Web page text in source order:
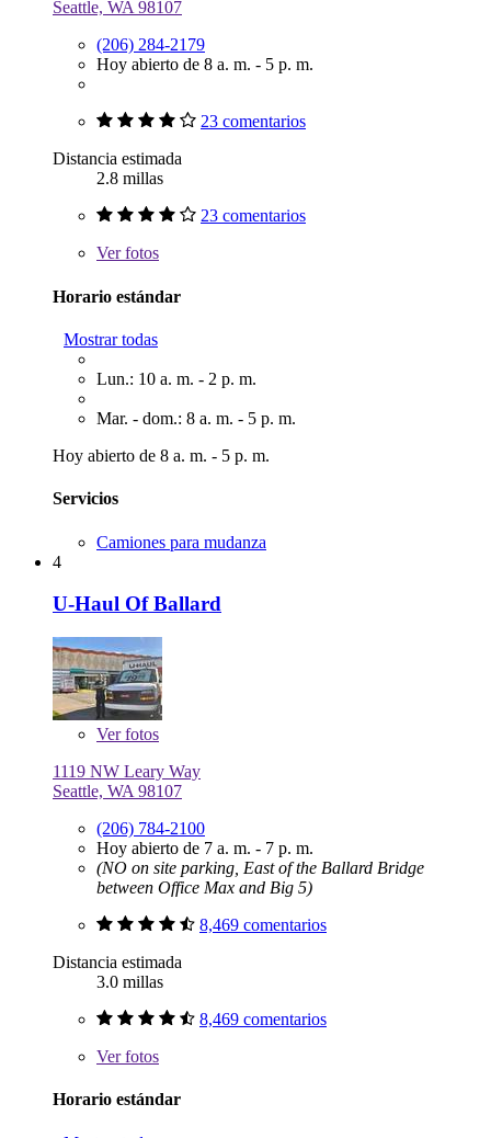
Seattle, WA 98107
(206) 284-2179
Hoy abierto de 8 a. m. - 5 p. m.
23 comentarios
Distancia estimada
2.8 millas
23 comentarios
Verfotos
Horario estándar
Mostrar todas
Lun.: 10 a. m. - 2 p. m.
Mar. - dom.: 8 a. m. - 5 p. m.
Hoy abierto de 8 a. m. - 5 p. m.
Servicios
Camiones para mudanza
4
U-Haul Of Ballard
Verfotos
1119 NW Leary Way
Seattle, WA 98107
(206) 784-2100
Hoy abierto de 7 a. m. - 7 p. m.
(NO on site parking, East of the Ballard Bridge
between Office Max and Big 5)
8,469 comentarios
Distancia estimada
3.0 millas
8,469 comentarios
Verfotos
Horario estándar